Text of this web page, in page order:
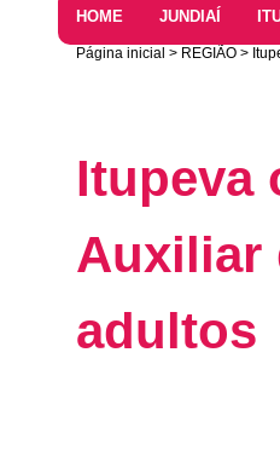
HOME JUNDIAÍ
Página inicial REGIÃO
Itupeva
Auxiliar
adultos